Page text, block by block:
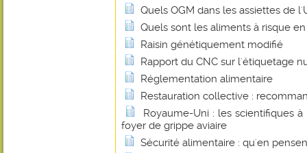
Quels OGM dans les assiettes de
Quels sont les aliments à risque
Raisin génétiquement modifié
Rapport du CNC sur l'étiquetage
Réglementation alimentaire
Restauration collective :
Royaume-Uni : les scientifiques
foyer de grippe aviaire
Sécurité alimentaire : qu'en